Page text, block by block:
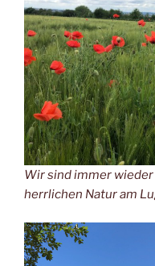
Wir sind immer
herrlichen Natur am